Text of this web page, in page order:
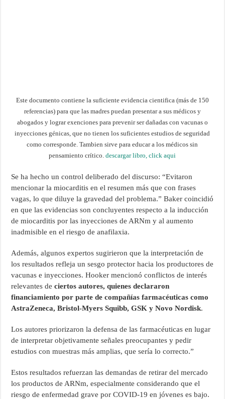
Este documento contiene la suficiente evidencia cientifica (más de 150
referencias) para que las madres puedan presentar a sus médicos y
abogados y lograr exenciones para prevenir ser dañadas con vacunas o
inyecciones génicas, que no tienen los suficientes estudios de seguridad
como corresponde. Tambien sirve para educar a los médicos sin
pensamiento crítico.descargar libro, click aqui
Se ha hecho un control deliberado del discurso: “Evitaron
mencionar la miocarditis en el resumen más que con frases
vagas, lo que diluye la gravedad del problema.” Baker coincidió
en que las evidencias son concluyentes respecto a la inducción
de miocarditis por las inyecciones de ARNm y al aumento
inadmisible en el riesgo de anafilaxia.
Además, algunos expertos sugirieron que la interpretación de
los resultados refleja un sesgo protector hacia los productores de
vacunas e inyecciones. Hooker mencionó conflictos de interés
relevantes deciertos autores, quienes declararon
financiamiento por parte de compañías farmacéuticas como
AstraZeneca, Bristol-Myers Squibb, GSK y Novo Nordisk.
Los autores priorizaron la defensa de las farmacéuticas en lugar
de interpretar objetivamente señales preocupantes y pedir
estudios con muestras más amplias, que sería lo correcto.”
Estos resultados refuerzan las demandas de retirar del mercado
los productos de ARNm, especialmente considerando que el
riesgo de enfermedad grave por COVID-19 en jóvenes es bajo.